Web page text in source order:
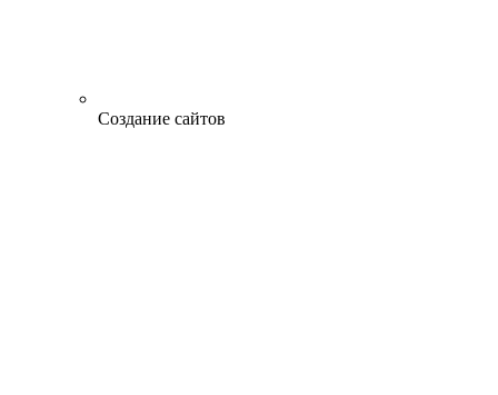
Создание сайтов